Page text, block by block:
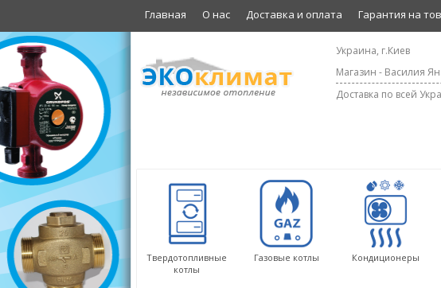
Главная О нас Доставка и оплата Гарантия на
Украина, г.Киев
Магазин - Василия
Доставка по всей
Твердотопливные
котлы
Газовые котлы Кондиционеры